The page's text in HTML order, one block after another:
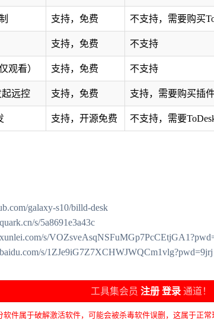
支持，免费 不支持，需要购买
支持，免费 不支持
观看） 支持，免费 不支持
起远控 支持，免费 支持，需要购买插件
支持，开源免费 不支持，需要
galaxy-s10/billd-desk
s/5a8691e3a43c
s/
s/1ZJe9iG7Z7XCHWJWQCm1vlg?pwd=9jrj
工具集会员 注册 登录 通道！
件属于破解激活软件，可能会被杀毒软件误删，这属于正常